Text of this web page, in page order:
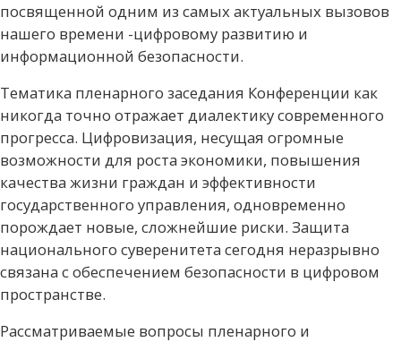
посвященной одним из самых актуальных вызовов
нашего времени -цифровому развитию и
информационной безопасности.
Тематика пленарного заседания Конференции как
никогда точно отражает диалектику современного
прогресса. Цифровизация, несущая огромные
возможности для роста экономики, повышения
качества жизни граждан и эффективности
государственного управления, одновременно
порождает новые, сложнейшие риски. Защита
национального суверенитета сегодня неразрывно
связана с обеспечением безопасности в цифровом
пространстве.
Рассматриваемые вопросы пленарного и